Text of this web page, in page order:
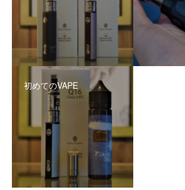
初めてのVAPE